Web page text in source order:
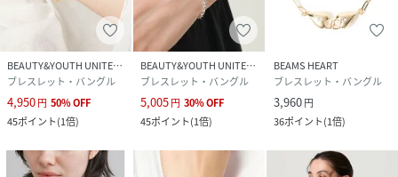
BEAUTY&YOUTH UNITED ARROWS
ブレスレット・バングル
4,950円 50%OFF
45ポイント(1倍)
BEAUTY&YOUTH UNITED ARROWS
ブレスレット・バングル
5,005円 30%OFF
45ポイント(1倍)
BEAMS HEART
ブレスレット・バングル
3,960円
36ポイント(1倍)